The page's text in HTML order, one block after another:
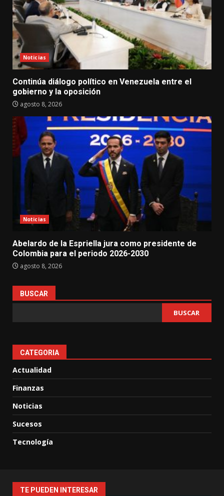
Noticias
Continúa diálogo político en Venezuela entre el
gobierno y la oposición
agosto 8, 2026
Noticias
Abelardo de la Espriella jura como presidente de
Colombia para el periodo 2026-2030
agosto 8, 2026
BUSCAR
BUSCAR
CATEGORIA
Actualidad
Finanzas
Noticias
Sucesos
Tecnología
TE PUEDEN INTERESAR